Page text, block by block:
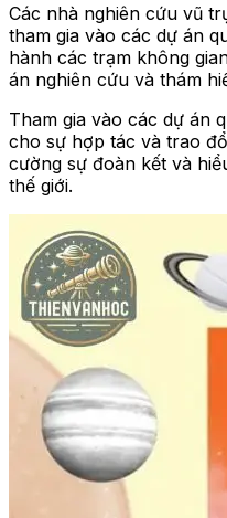
Các nhà nghiên cứu vũ
tham gia vào các dự án
hành các trạm không
án nghiên cứu và thám
Tham gia vào các dự án
cho sự hợp tác và trao
cường sự đoàn kết và
thế giới.